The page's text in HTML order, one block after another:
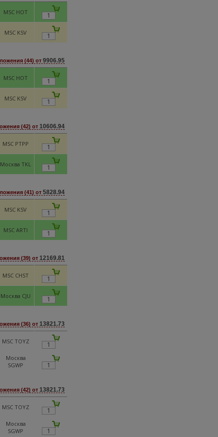
MSC HOT
MSC KSV
(44) от 9906.95
MSC HOT
MSC KSV
(42) от 10606.94
MSC PTPP
Москва TKL
(41) от 5828.94
MSC KSV
MSC ARTI
(39) от 12169.81
MSC CHST
Москва CJU
(36) от 13821.73
MSC TOYZ
Москва
SGWP
(42) от 13821.73
MSC TOYZ
Москва
SGWP